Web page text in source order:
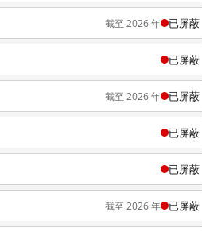
截至 2026 年 已屏蔽
已屏蔽
截至 2026 年 已屏蔽
已屏蔽
已屏蔽
截至 2026 年 已屏蔽